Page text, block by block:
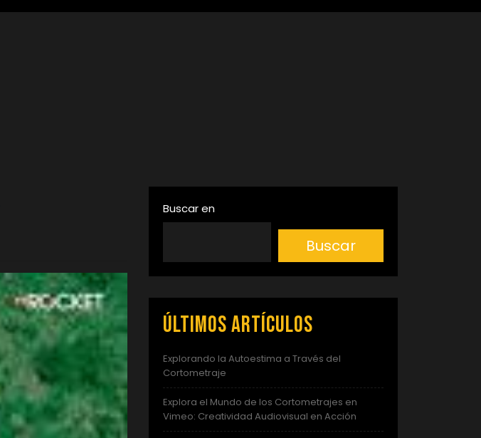
Buscar en
Buscar
Últimos artículos
Explorando la Autoestima a Través del
Cortometraje
Explora el Mundo de los Cortometrajes en
Vimeo: Creatividad Audiovisual en Acción